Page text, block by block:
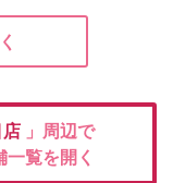
」周辺で
覧を開く